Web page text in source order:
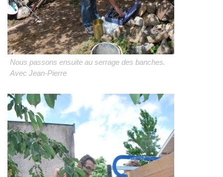
Nous passons ensuite au serrage des banches.
Avec Jean-Pierre